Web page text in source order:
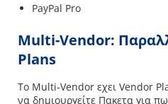
PayPal Pro
Multi-Vendor:
Plans
Το Multi-Vendor εχει Vendor
να δημιουργείτε Πακετα για